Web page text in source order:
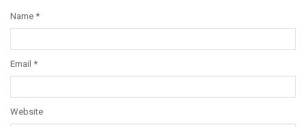
Name *
Email *
Website